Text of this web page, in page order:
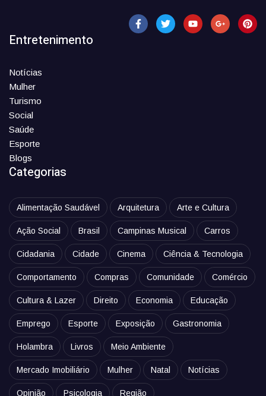
Entretenimento
Notícias
Mulher
Turismo
Social
Saúde
Esporte
Blogs
Categorias
Alimentação Saudável Arquitetura Arte e Cultura
Ação Social Brasil Campinas Musical Carros
Cidadania Cidade Cinema Ciência & Tecnologia
Comportamento Compras Comunidade Comércio
Cultura & Lazer Direito Economia Educação
Emprego Esporte Exposição Gastronomia
Holambra Livros Meio Ambiente
Mercado Imobiliário Mulher Natal Notícias
Opinião Psicologia Região